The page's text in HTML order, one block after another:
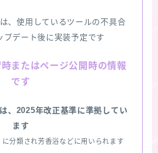
、使用しているツールの不具合
プデート後に実装予定です
またはページ公開時の情報
です
、2025年改正基準に準拠してい
ます
分類され芳香浴などに用いられます